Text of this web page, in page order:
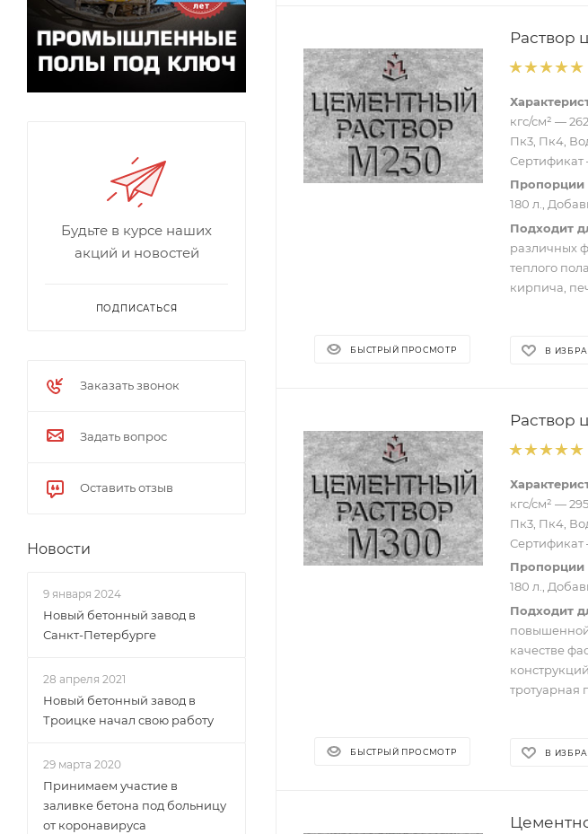
БЫСТРЫЙ ПРОСМОТР
Раствор
кгс/см² —
Пк3, Пк4,
Пропорции
180 л.,
Подходит
различных
теплого
кирпича,
В
БЫСТРЫЙ ПРОСМОТР
Раствор
кгс/см² —
Пк3, Пк4,
Пропорции
180 л.,
Подходит
повышенной
качестве
тротуарная
В
Будьте в курсе наших
акций и новостей
ПОДПИСАТЬСЯ
Заказать звонок
Задать вопрос
Оставить отзыв
Новости
9 января 2024
Новый бетонный завод в
Санкт-Петербурге
28 апреля 2021
Новый бетонный завод в
Троицке начал свою работу
29 марта 2020
Принимаем участие в
заливке бетона под больницу
от коронавируса